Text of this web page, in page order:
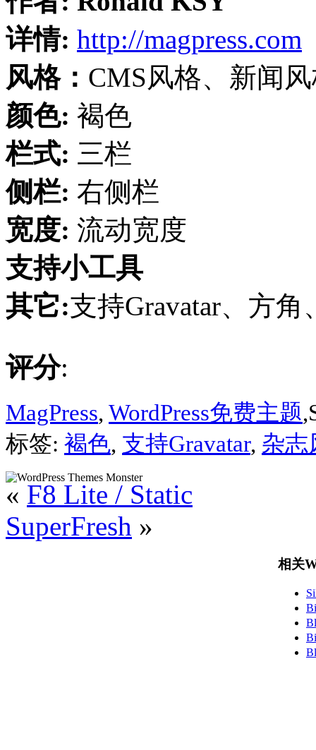
详情: http://magpress.com
风格： CMS风格、新闻
颜色: 褐色
栏式: 三栏
侧栏: 右侧栏
宽度: 流动宽度
支持小工具
其它:支持Gravatar、方角
评分:
MagPress, WordPress免费主题
标签: 褐色, 支持Gravatar, 杂志
« F8 Lite / Static
SuperFresh »
相关